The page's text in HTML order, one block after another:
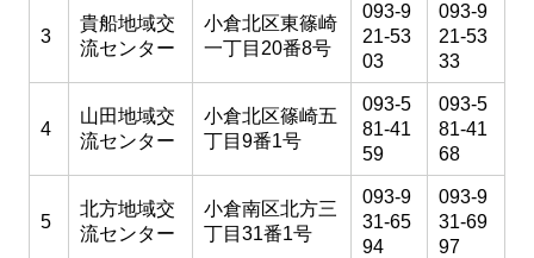
3
貴船地域交
流センター
小倉北区東篠崎
一丁目20番8号
093-9
21-53
03
093-9
21-53
33
4
山田地域交
流センター
小倉北区篠崎五
丁目9番1号
093-5
81-41
59
093-5
81-41
68
5
北方地域交
流センター
小倉南区北方三
丁目31番1号
093-9
31-65
94
093-9
31-69
97